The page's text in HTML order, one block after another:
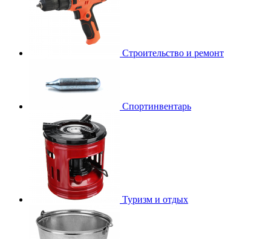
Строительство и ремонт
Спортинвентарь
Туризм и отдых